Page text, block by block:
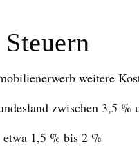
weitere
zwischen 3,5 %
etwa 1,5 % bis 2 %